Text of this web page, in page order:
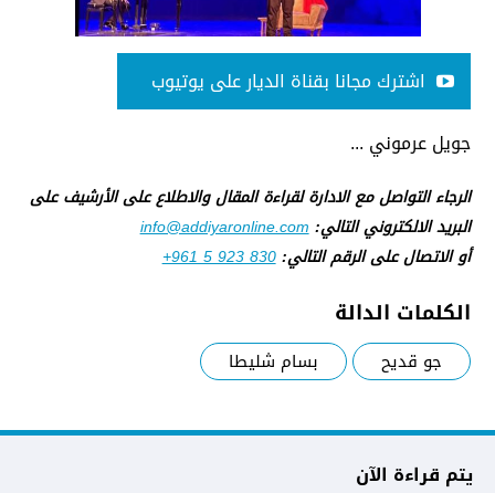
اشترك مجانا بقناة الديار على يوتيوب
جويل عرموني ...
الرجاء التواصل مع الادارة لقراءة المقال والاطلاع على الأرشيف على
البريد الالكتروني التالي:info@addiyaronline.com
أو الاتصال على الرقم التالي:+961 5 923 830
الكلمات الدالة
جو قديح بسام شليطا
يتم قراءة الآن